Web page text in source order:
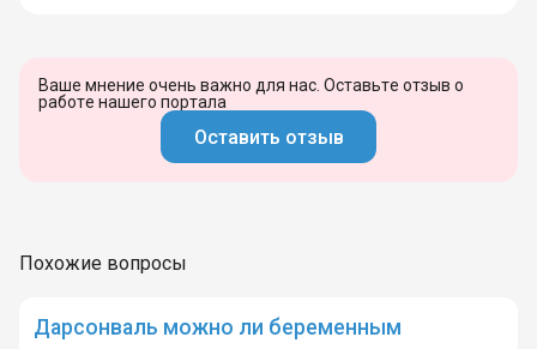
Ваше мнение очень важно для нас. Оставьте отзыв о
работе нашего портала
Оставить отзыв
Похожие вопросы
Дарсонваль можно ли беременным